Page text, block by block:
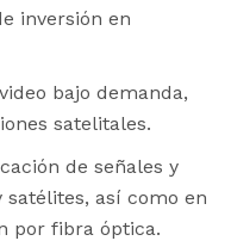
inversión en
bajo demanda,
satelitales.
de señales y
así como en
por fibra óptica.